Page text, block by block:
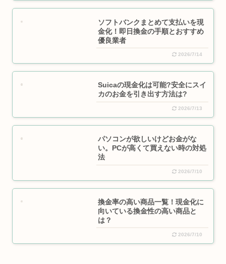
ソフトバンクまとめて支払いを現
金化！即日換金の手順とおすすめ
優良業者
2026/7/14
Suicaの現金化は可能?安全にスイ
カのお金を引き出す方法は?
2026/7/13
パソコンが欲しいけどお金がな
い。PCが高くて買えない時の対処
法
2026/7/10
換金率の高い商品一覧！現金化に
向いている換金性の高い商品と
は？
2026/7/10